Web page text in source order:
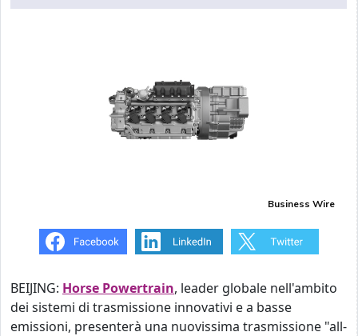
Business Wire
BEIJING: Horse Powertrain, leader globale nell'ambito
dei sistemi di trasmissione innovativi e a basse
emissioni, presenterà una nuovissima trasmissione "all-